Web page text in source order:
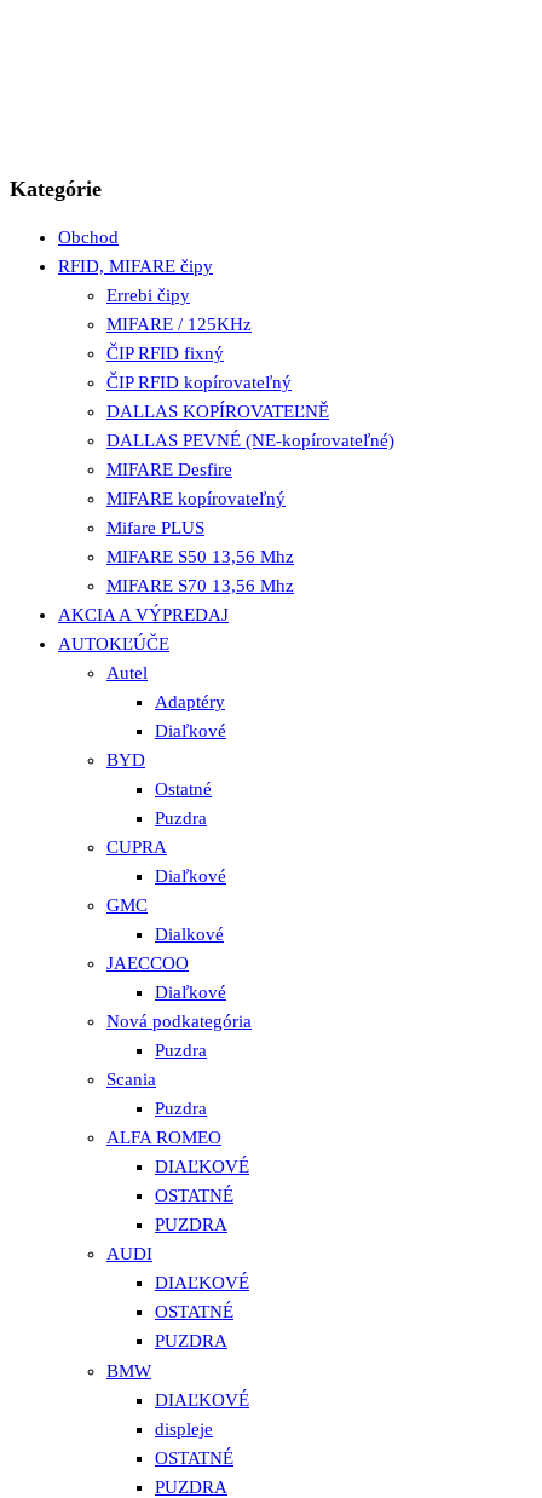
Kategórie
Obchod
RFID, MIFARE čipy
Errebi čipy
MIFARE / 125KHz
ČIP RFID fixný
ČIP RFID kopírovateľný
DALLAS KOPÍROVATEĽNĚ
DALLAS PEVNÉ (NE-kopírovateľné)
MIFARE Desfire
MIFARE kopírovateľný
Mifare PLUS
MIFARE S50 13,56 Mhz
MIFARE S70 13,56 Mhz
AKCIA A VÝPREDAJ
AUTOKĽÚČE
Autel
Adaptéry
Diaľkové
BYD
Ostatné
Puzdra
CUPRA
Diaľkové
GMC
Dialkové
JAECCOO
Diaľkové
Nová podkategória
Puzdra
Scania
Puzdra
ALFA ROMEO
DIAĽKOVÉ
OSTATNÉ
PUZDRA
AUDI
DIAĽKOVÉ
OSTATNÉ
PUZDRA
BMW
DIAĽKOVÉ
displeje
OSTATNÉ
PUZDRA